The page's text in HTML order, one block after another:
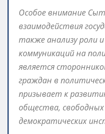
Особое внимание
взаимодействия
также анализу роли
коммуникаций на
является
граждан в
призывает к
общества,
демократических